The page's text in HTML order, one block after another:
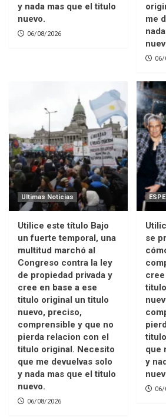
y nada mas que el titulo
nuevo.
06/08/2026
me
06/
Ultimas Noticias
Utilice este título Bajo
un fuerte temporal, una
multitud marchó al
Congreso contra la ley
de propiedad privada y
cree en base a ese
titulo original un titulo
nuevo, preciso,
comprensible y que no
pierda relacion con el
titulo original. Necesito
que me devuelvas solo
y nada mas que el titulo
nuevo.
06/08/2026
se
cree
que
y
06/